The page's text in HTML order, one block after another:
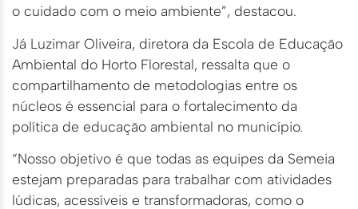
o cuidado com o meio ambiente”, destacou.
Já Luzimar Oliveira, diretora da Escola de Educação
Ambiental do Horto Florestal, ressalta que o
compartilhamento de metodologias entre os
núcleos é essencial para o fortalecimento da
política de educação ambiental no município.
“Nosso objetivo é que todas as equipes da Semeia
estejam preparadas para trabalhar com atividades
lúdicas, acessíveis e transformadoras, como o